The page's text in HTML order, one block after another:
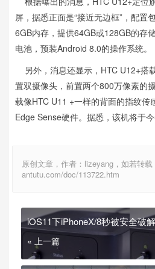
屏，据悉正面是“接近无边框”，配置
6GB内存，提供64GB或128GB的存
电池，预装Android 8.0的操作系统。
另外，消息还显示，HTC U12+搭
置双摄像头，前置两个800万像素的
载像HTC U11 +一样的背面的指纹传
Edge Sense硬件。据悉，该机将于今
原创文章，作者：lizeyang，如若转
antutu.com/doc/113722.htm
iOS11下iPhoneX/8秒被安全破
« 上一篇